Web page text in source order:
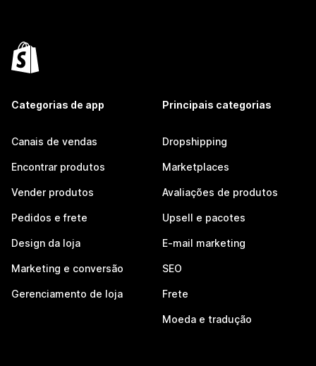
Categorias de app
Canais de vendas
Encontrar produtos
Vender produtos
Pedidos e frete
Design da loja
Marketing e conversão
Gerenciamento de loja
Principais categorias
Dropshipping
Marketplaces
Avaliações de produtos
Upsell e pacotes
E-mail marketing
SEO
Frete
Moeda e tradução